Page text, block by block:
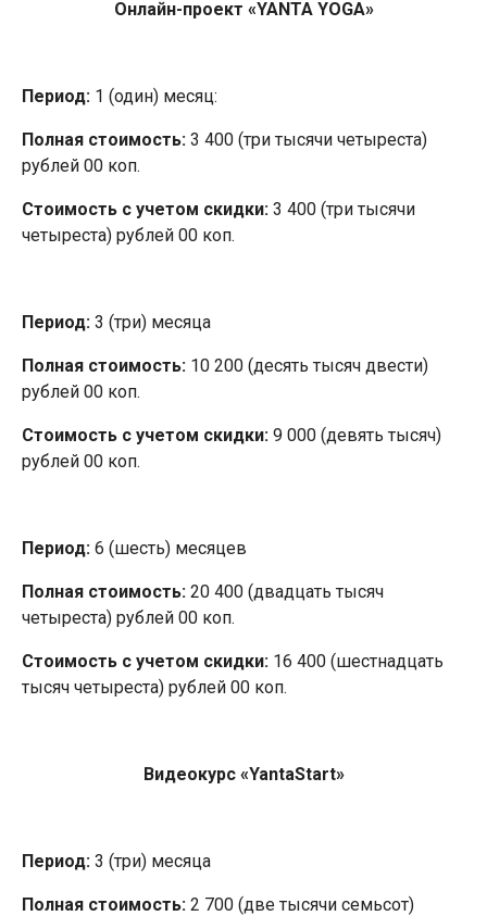
Онлайн-проект «YANTA YOGA»
Период: 1 (один) месяц:
Полная стоимость: 3 400 (три тысячи четыреста)
рублей 00 коп.
Стоимость с учетом скидки: 3 400 (три тысячи
четыреста) рублей 00 коп.
Период: 3 (три) месяца
Полная стоимость: 10 200 (десять тысяч двести)
рублей 00 коп.
Стоимость с учетом скидки: 9 000 (девять тысяч)
рублей 00 коп.
Период: 6 (шесть) месяцев
Полная стоимость: 20 400 (двадцать тысяч
четыреста) рублей 00 коп.
Стоимость с учетом скидки: 16 400 (шестнадцать
тысяч четыреста) рублей 00 коп.
Видеокурс «YantaStart»
Период: 3 (три) месяца
Полная стоимость: 2 700 (две тысячи семьсот)